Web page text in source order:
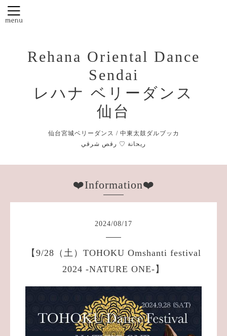
Rehana Oriental Dance
Sendai
レハナ ベリーダンス
仙台
仙台宮城ベリーダンス / 中東太鼓ダルブッカ
❤️Information❤️
2024/08/17
【9/28（土）TOHOKU Omshanti festival
2024 -NATURE ONE-】